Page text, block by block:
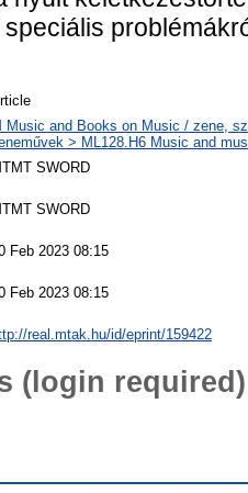
Music and Books on Music / zene,
> ML128.H6 Music and
SWORD
SWORD
Feb 2023 08:15
Feb 2023 08:15
real.mtak.hu/id/eprint/159422
(login required)